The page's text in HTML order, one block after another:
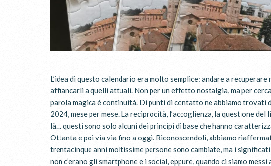
L’idea di questo calendario era molto semplice: andare a
affiancarli a quelli attuali. Non per un effetto nostalgia, ma per
parola magica è continuità. Di punti di contatto ne abbiamo trovati
2024, mese per mese. La reciprocità, l’accoglienza, la questione del
là… questi sono solo alcuni dei principi di base che hanno
Ottanta e poi via via fino a oggi. Riconoscendoli, abbiamo
trentacinque anni moltissime persone sono cambiate, ma i
non c’erano gli smartphone e i social, eppure, quando ci siamo